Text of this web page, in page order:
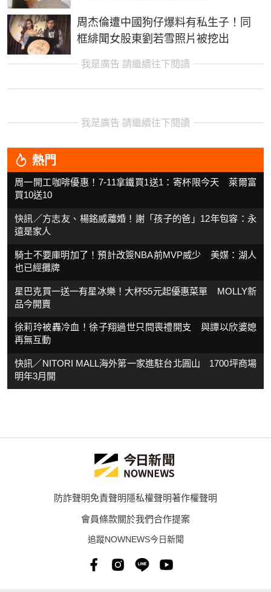
周杰倫遭中國狗仔爆料有私生子！同
框緋聞女股東劉若雪照片被挖出
我是廣告 請繼續往下閱讀
我是廣告 請繼續往下閱讀
熱門
周一開工咖啡優惠！7-11拿鐵買1送1：寄杯限今天 萊爾富
買10送10
快訊／方志友、楊銘威離婚！謝「孩子的爸」12年包容：永
遠是家人
騎士不要庫明加了！預計改簽NBA前MVP威少 美媒：湖人
也已經攤牌
星巴克買一送一有星冰樂！大杯55元起優惠菜單 MOLLY新
品今開賣
徐莉玲被轟冷血！徐子翔過世只問喪禮開支 與譚以欣婆媳
再無互動
快訊／NITORI MALL海外第一家進駐台北圓山 1700坪商場
明年3月開
防詐聲明免責聲明隱私權聲明著作權聲明
會員條款關於我們合作提案
追蹤NOWNEWS今日新聞